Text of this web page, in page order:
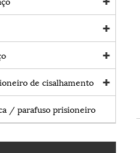
de cisalhamento
/ parafuso prisioneiro